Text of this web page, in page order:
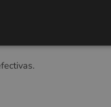
muestra toda la
reales, valor real.
deporte.